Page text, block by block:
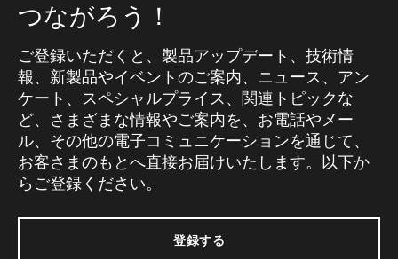
つながろう！
ご登録いただくと、製品アップデート、技術情
報、新製品やイベントのご案内、ニュース、アン
ケート、スペシャルプライス、関連トピックな
ど、さまざまな情報やご案内を、お電話やメー
ル、その他の電子コミュニケーションを通じて、
お客さまのもとへ直接お届けいたします。以下か
らご登録ください。
登録する